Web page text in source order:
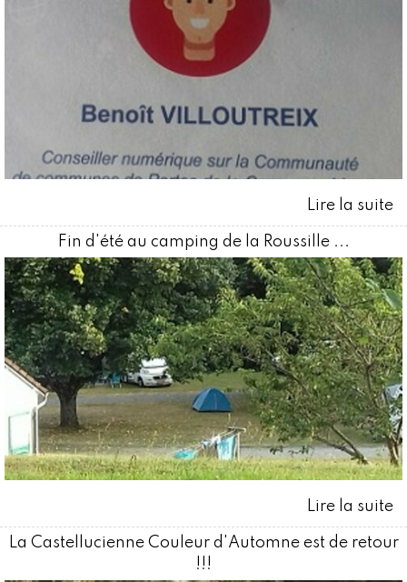
Fin d'été au camping de la Roussille ...
La Castellucienne Couleur d'Automne est de retour
!!!